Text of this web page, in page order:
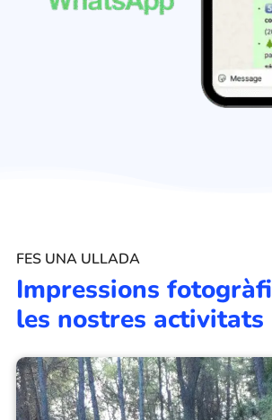
FES UNA ULLADA
Impressions
les nostres activitats